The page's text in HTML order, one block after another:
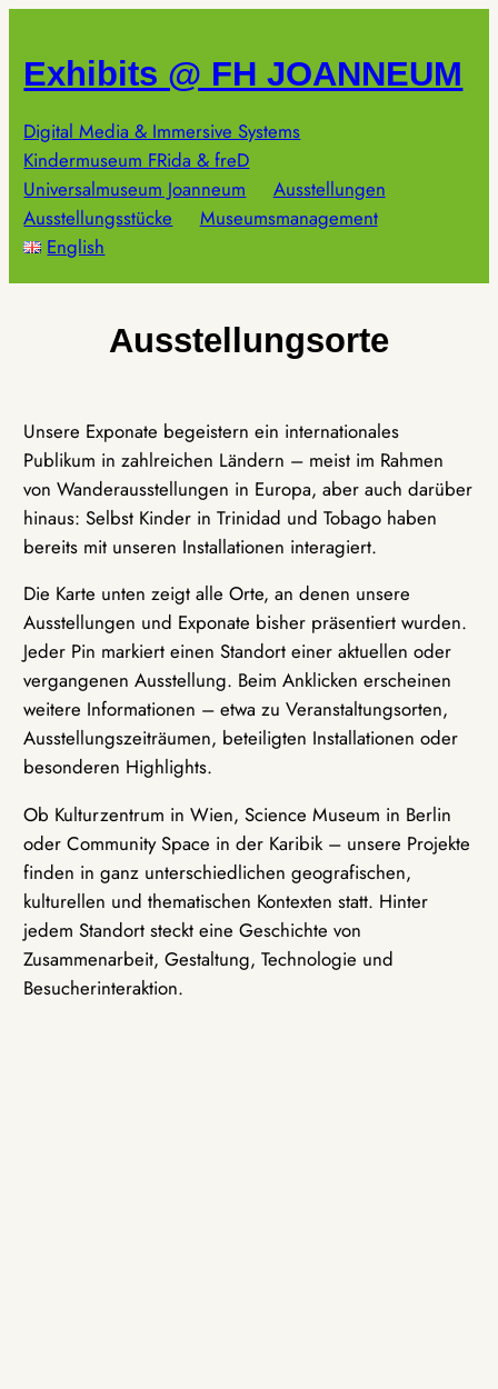
springen
Exhibits @ FH JOANNEUM
Digital Media & Immersive Systems
Kindermuseum FRida & freD
Universalmuseum Joanneum
Ausstellungen
Ausstellungsstücke
Museumsmanagement
English
Ausstellungsorte
Unsere Exponate begeistern ein internationales
Publikum in zahlreichen Ländern – meist im Rahmen
von Wanderausstellungen in Europa, aber auch darüber
hinaus: Selbst Kinder in Trinidad und Tobago haben
bereits mit unseren Installationen interagiert.
Die Karte unten zeigt alle Orte, an denen unsere
Ausstellungen und Exponate bisher präsentiert wurden.
Jeder Pin markiert einen Standort einer aktuellen oder
vergangenen Ausstellung. Beim Anklicken erscheinen
weitere Informationen – etwa zu Veranstaltungsorten,
Ausstellungszeiträumen, beteiligten Installationen oder
besonderen Highlights.
Ob Kulturzentrum in Wien, Science Museum in Berlin
oder Community Space in der Karibik – unsere Projekte
finden in ganz unterschiedlichen geografischen,
kulturellen und thematischen Kontexten statt. Hinter
jedem Standort steckt eine Geschichte von
Zusammenarbeit, Gestaltung, Technologie und
Besucherinteraktion.